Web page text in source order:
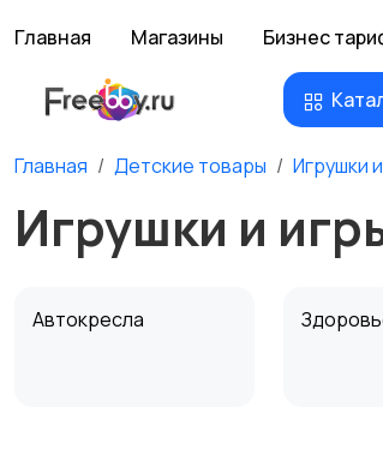
Главная Магазины Бизнес
Главная Детские товары Игрушки
Игрушки и
Автокресла